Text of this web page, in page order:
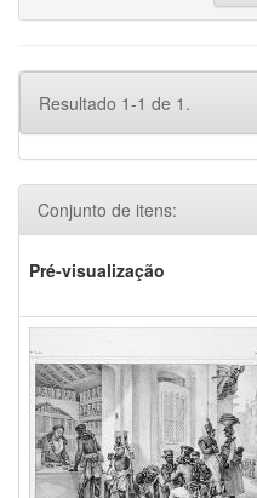
Resultado 1-1 de 1.
Conjunto de itens:
Pré-visualização